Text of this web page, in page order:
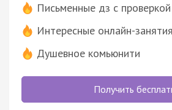
Письменные дз с проверкой
Интересные онлайн-занятия
Душевное комьюнити
Получить